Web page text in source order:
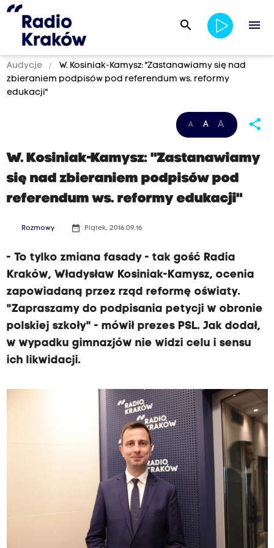
search menu
Audycje
W. Kosiniak-Kamysz: "Zastanawiamy się nad
zbieraniem podpisów pod referendum ws. reformy
edukacji"
A A A share
W. Kosiniak-Kamysz: "Zastanawiamy
się nad zbieraniem podpisów pod
referendum ws. reformy edukacji"
Rozmowy date_range Piątek, 2016.09.16
- To tylko zmiana fasady - tak gość Radia
Kraków, Władysław Kosiniak-Kamysz, ocenia
zapowiadaną przez rząd reformę oświaty.
"Zapraszamy do podpisania petycji w obronie
polskiej szkoły" - mówił prezes PSL. Jak dodał,
w wypadku gimnazjów nie widzi celu i sensu
ich likwidacji.